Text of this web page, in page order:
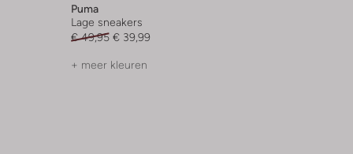
Puma
Lage sneakers
€ 49,95 € 39,99
+ meer kleuren